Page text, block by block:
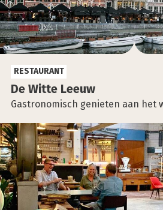
De Wit­te Leeuw
Gastronomisch genieten aan het
RESTAURANT